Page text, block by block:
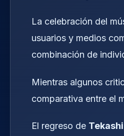
La celebración del
usuarios y medios
combinación de
Mientras algunos
comparativa entre el
El regreso de